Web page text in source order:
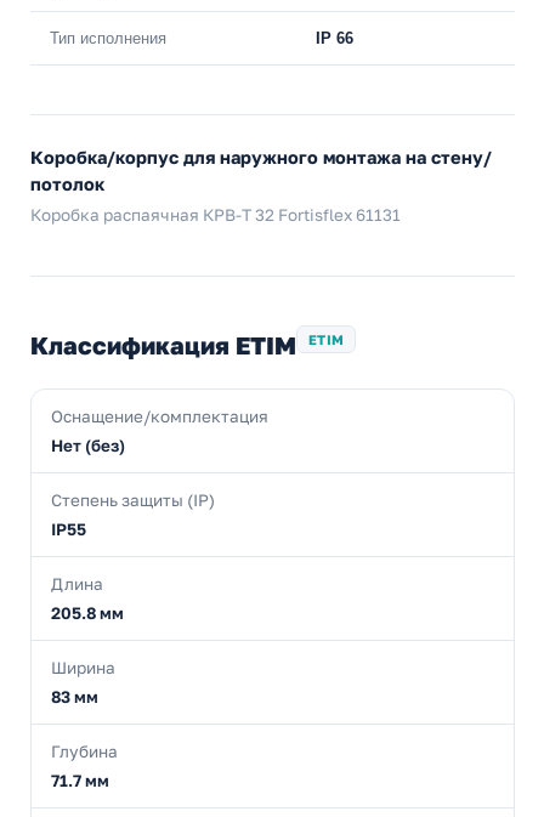
Тип исполнения IP 66
Коробка/корпус для наружного монтажа на стену/
потолок
Коробка распаячная КРВ-Т 32 Fortisflex 61131
Классификация ETIM ETIM
Оснащение/комплектация
Нет (без)
Степень защиты (IP)
IP55
Длина
205.8 мм
Ширина
83 мм
Глубина
71.7 мм